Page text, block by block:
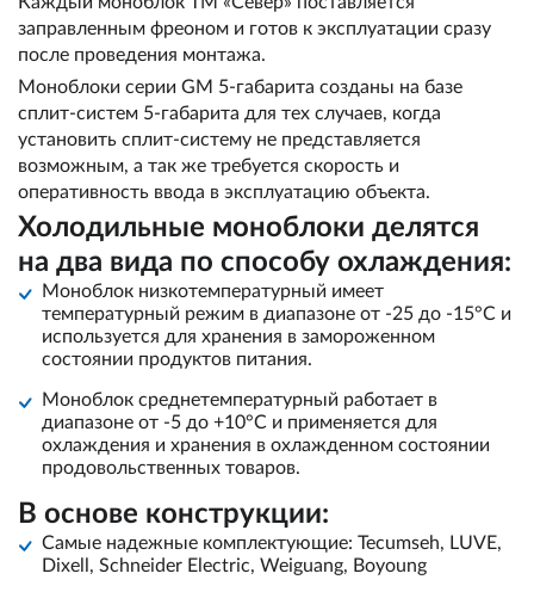
заправленным фреоном и готов к эксплуатации сразу
после проведения монтажа.
Моноблоки серии GM 5-габарита созданы на базе
сплит-систем 5-габарита для тех случаев, когда
установить сплит-систему не представляется
возможным, а так же требуется скорость и
оперативность ввода в эксплуатацию объекта.
Холодильные моноблоки делятся
на два вида по способу охлаждения:
Моноблок низкотемпературный имеет
температурный режим в диапазоне от -25 до -15°С и
используется для хранения в замороженном
состоянии продуктов питания.
Моноблок среднетемпературный работает в
диапазоне от -5 до +10°С и применяется для
охлаждения и хранения в охлажденном состоянии
продовольственных товаров.
В основе конструкции:
Самые надежные комплектующие: Tecumseh, LUVE,
Dixell, Schneider Electric, Weiguang, Boyoung